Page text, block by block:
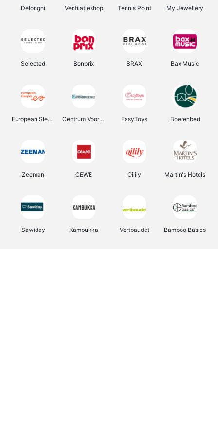
Delonghi Ventilatieshop Tennis Point My Jewellery
Selected Bonprix BRAX Bax Music
European Sleeper Centrum Voor Avondonderwijs EasyToys Boerenbed
Zeeman CEWE Oilily Martin's Hotels
Sawiday Kambukka Vertbaudet Bamboo Basics